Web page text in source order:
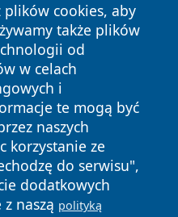
plików cookies, aby
także plików
od
w celach
i
te mogą być
naszych
korzystanie ze
do serwisu",
dodatkowych
naszą polityką
prawa zastrzeżone.
Polityka
Cookies